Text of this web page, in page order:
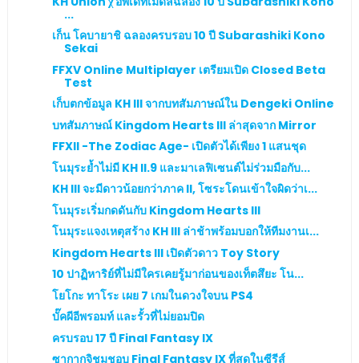
...
เก็น โคบายาชิ ฉลองครบรอบ 10 ปี Subarashiki Kono
Sekai
FFXV Online Multiplayer เตรียมเปิด Closed Beta
Test
เก็บตกข้อมูล KH III จากบทสัมภาษณ์ใน Dengeki Online
บทสัมภาษณ์ Kingdom Hearts III ล่าสุดจาก Mirror
FFXII -The Zodiac Age- เปิดตัวได้เพียง 1 แสนชุด
โนมุระย้ำไม่มี KH II.9 และมาเลฟิเซนต์ไม่ร่วมมือกับ...
KH III จะมีดาวน้อยกว่าภาค II, โซระโดนเข้าใจผิดว่าเ...
โนมุระเริ่มกดดันกับ Kingdom Hearts III
โนมุระแจงเหตุสร้าง KH III ล่าช้าพร้อมบอกให้ทีมงานเ...
Kingdom Hearts III เปิดตัวดาว Toy Story
10 ปาฏิหาริย์ที่ไม่มีใครเคยรู้มาก่อนของเท็ตสึยะ โน...
โยโกะ ทาโระ เผย 7 เกมในดวงใจบน PS4
บั๊คผีอีพรอมท์ และรั้วที่ไม่ยอมปิด
ครบรอบ 17 ปี Final Fantasy IX
ซากากุจิชมชอบ Final Fantasy IX ที่สุดในซีรีส์